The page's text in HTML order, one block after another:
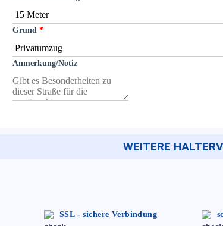
Grund
Anmerkung/Notiz
WEITERE
SSL - sichere Verbindung